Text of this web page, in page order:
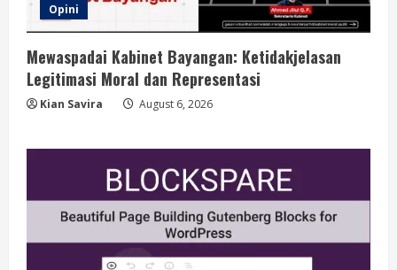
Opini
Mewaspadai Kabinet Bayangan: Ketidakjelasan
Legitimasi Moral dan Representasi
Kian Savira August 6, 2026